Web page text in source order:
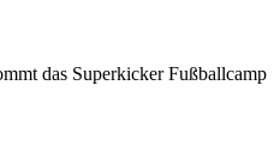
das Superkicker Fußballcamp